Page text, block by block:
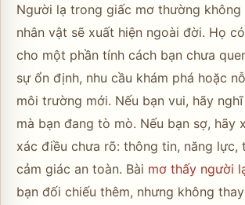
Người lạ trong giấc mơ thường không
nhân vật sẽ xuất hiện ngoài đời. Họ
cho một phần tính cách bạn chưa
sự ổn định, nhu cầu khám phá hoặc
môi trường mới. Nếu bạn vui, hãy
mà bạn đang tò mò. Nếu bạn sợ, hãy
xác điều chưa rõ: thông tin, năng lực,
cảm giác an toàn. Bài mơ thấy người
bạn đối chiếu thêm, nhưng không